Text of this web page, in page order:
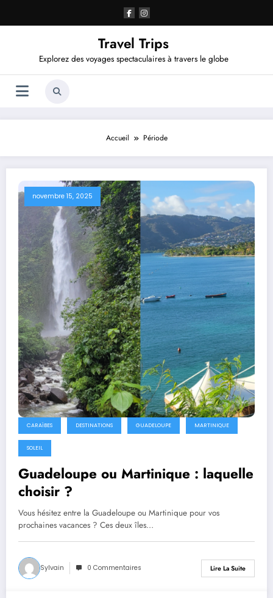
contenu
Travel Trips
Explorez des voyages spectaculaires à travers le globe
Accueil Période
novembre 15, 2025
CARAÏBES DESTINATIONS GUADELOUPE MARTINIQUE
SOLEIL
Guadeloupe ou Martinique : laquelle
choisir ?
Vous hésitez entre la Guadeloupe ou Martinique pour vos
prochaines vacances ? Ces deux îles…
Sylvain 0 Commentaires Lire La Suite